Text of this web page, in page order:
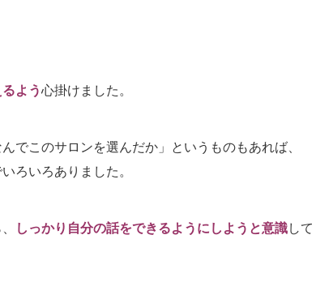
よう心掛けました。
でこのサロンを選んだか」というものもあれば、
ろいろありました。
しっかり自分の話をできるようにしようと意識して